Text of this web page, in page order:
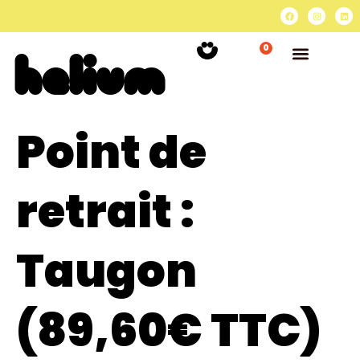
0
Point de
retrait :
Taugon
(89,60€ TTC)